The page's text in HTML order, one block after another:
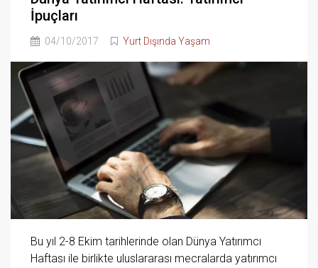
İpuçları
04/10/2017 Yurt Dışında Yaşam
Bu yıl 2-8 Ekim tarihlerinde olan Dünya Yatırımcı
Haftası ile birlikte uluslararası mecralarda yatırımcı